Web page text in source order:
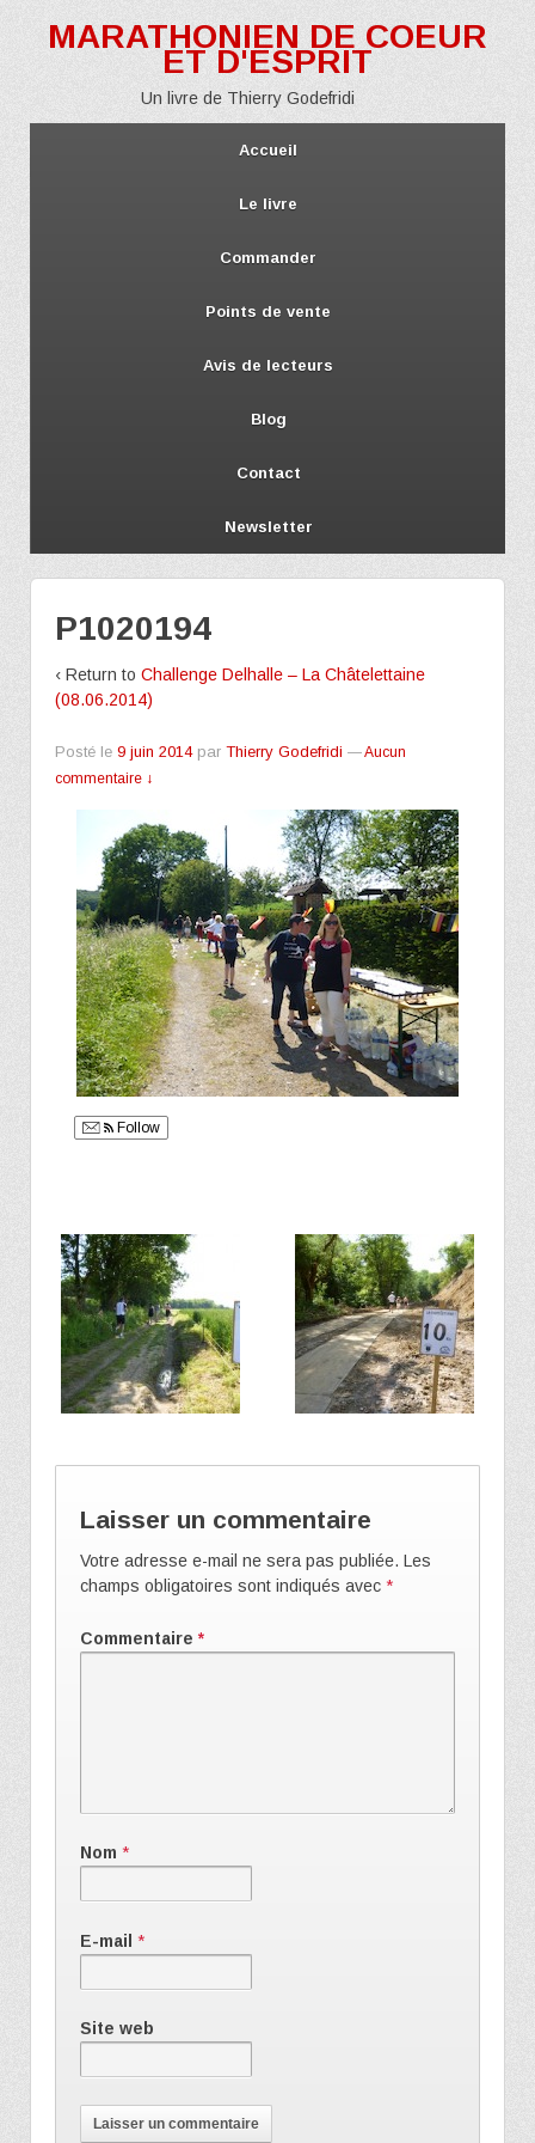
MARATHONIEN DE COEUR
ET D'ESPRIT
Un livre de Thierry Godefridi
Accueil
Le livre
Commander
Points de vente
Avis de lecteurs
Blog
Contact
Newsletter
P1020194
‹ Return to Challenge Delhalle – La Châtelettaine
(08.06.2014)
Posté le 9 juin 2014par Thierry Godefridi —Aucun
commentaire ↓
Follow
Laisser un commentaire
Votre adresse e-mail ne sera pas publiée. Les
champs obligatoires sont indiqués avec *
Commentaire *
Nom *
E-mail *
Site web